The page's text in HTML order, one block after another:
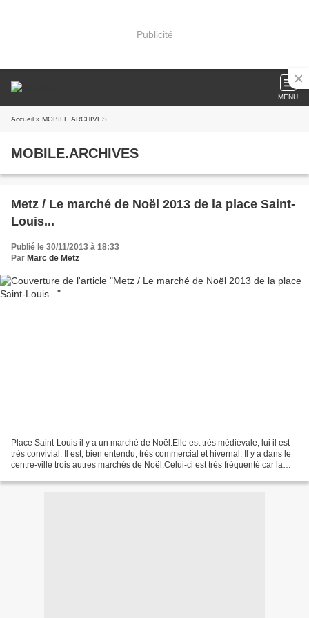
Publicité
MENU
Accueil » MOBILE.ARCHIVES
MOBILE.ARCHIVES
Metz / Le marché de Noël 2013 de la place Saint-
Louis...
Publié le 30/11/2013 à 18:33
Par Marc de Metz
Place Saint-Louis il y a un marché de Noël.Elle est très médiévale, lui il est
très convivial. Il est, bien entendu, très commercial et hivernal. Il y a dans le
centre-ville trois autres marchés de Noël.Celui-ci est très fréquenté car la